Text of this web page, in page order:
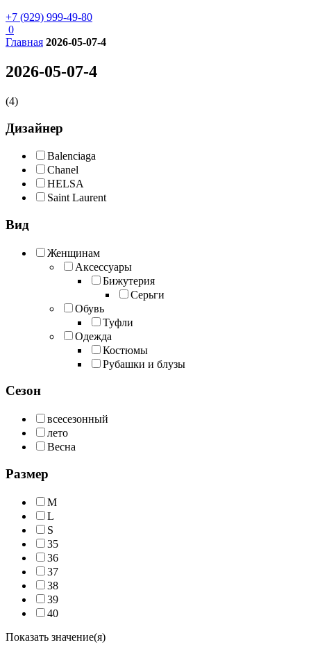
+7 (929) 999-49-80
0
Главная 2026-05-07-4
2026-05-07-4
(4)
Дизайнер
Balenciaga
Chanel
HELSA
Saint Laurent
Вид
Женщинам
Аксессуары
Бижутерия
Серьги
Обувь
Туфли
Одежда
Костюмы
Рубашки и блузы
Сезон
всесезонный
лето
Весна
Размер
M
L
S
35
36
37
38
39
40
Показать значение(я)